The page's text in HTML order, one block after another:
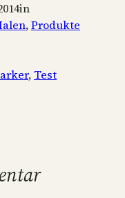
in
, Produkte
, Test